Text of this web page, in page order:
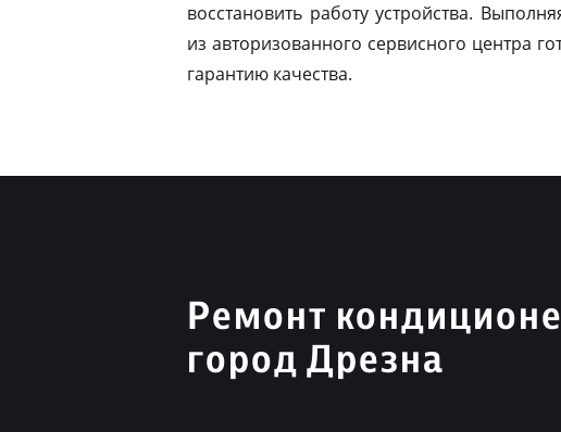
восстановить работу устройства.
из авторизованного сервисного центра
гарантию качества.
Ремонт
город Дрезна